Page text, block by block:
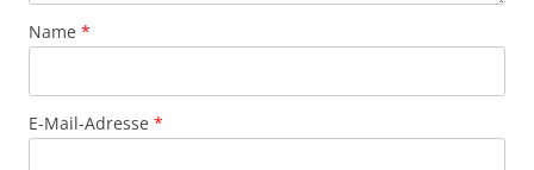
Name *
E-Mail-Adresse *